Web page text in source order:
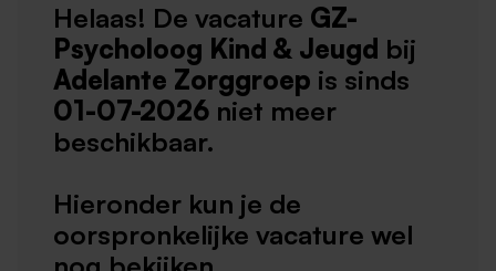
Helaas! De vacature GZ-
Psycholoog Kind & Jeugd bij
Adelante Zorggroep is sinds
01-07-2026 niet meer
beschikbaar.
Hieronder kun je de
oorspronkelijke vacature wel